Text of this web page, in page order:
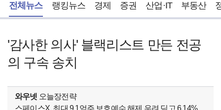
전체뉴스 랭킹뉴스 경제 증권 산업·IT 부동산
'감사한 의사' 블랙리스트 만든 전공
의 구속 송치
와우넷 오늘장전략
스페이스X, 최대 9.1억주 보호예수 해제 우려 딛고 6.14%